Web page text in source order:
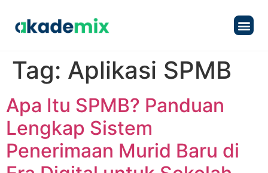
Tag: Aplikasi SPMB
Apa Itu SPMB? Panduan
Lengkap Sistem
Penerimaan Murid Baru di